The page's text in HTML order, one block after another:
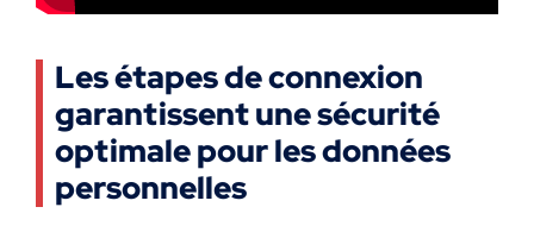
Les étapes de connexion
garantissent une sécurité
optimale pour les données
personnelles